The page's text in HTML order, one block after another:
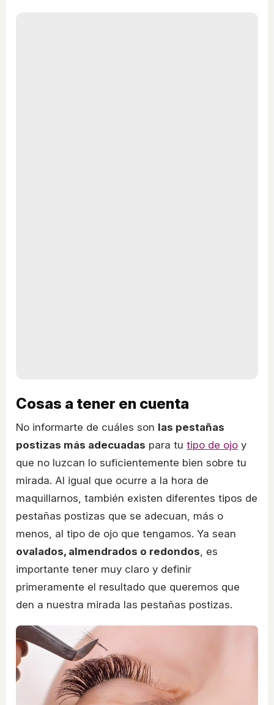
Cosas a tener en cuenta
No informarte de cuáles son las pestañas
postizas más adecuadas para tu tipo de ojo y
que no luzcan lo suficientemente bien sobre tu
mirada. Al igual que ocurre a la hora de
maquillarnos, también existen diferentes tipos de
pestañas postizas que se adecuan, más o
menos, al tipo de ojo que tengamos. Ya sean
ovalados, almendrados o redondos, es
importante tener muy claro y definir
primeramente el resultado que queremos que
den a nuestra mirada las pestañas postizas.